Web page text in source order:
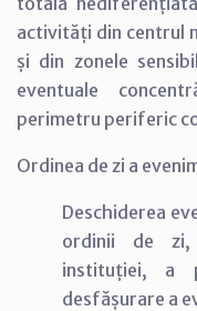
activități din centrul
și din zonele
eventuale
perimetru periferic
Ordinea de zi a
Deschiderea
ordinii de zi,
instituției, a
desfășurare a